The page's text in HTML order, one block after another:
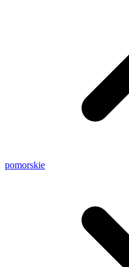
pomorskie